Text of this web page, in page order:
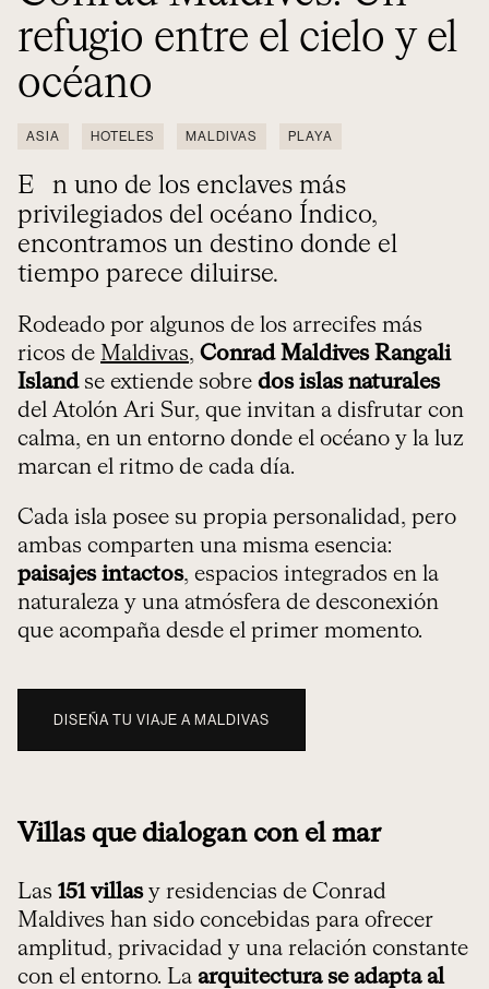
refugio entre el cielo y el
océano
ASIA HOTELES MALDIVAS PLAYA
En uno de los enclaves más
privilegiados del océano Índico,
encontramos un destino donde el
tiempo parece diluirse.
Rodeado por algunos de los arrecifes más
ricos de Maldivas, Conrad Maldives Rangali
Islandse extiende sobre dos islas naturales
del Atolón Ari Sur, que invitan a disfrutar con
calma, en un entorno donde el océano y la luz
marcan el ritmo de cada día.
Cada isla posee su propia personalidad, pero
ambas comparten una misma esencia:
paisajes intactos, espacios integrados en la
naturaleza y una atmósfera de desconexión
que acompaña desde el primer momento.
DISEÑA TU VIAJE A MALDIVAS
Villas que dialogan con el mar
Las 151 villasy residencias de Conrad
Maldives han sido concebidas para ofrecer
amplitud, privacidad y una relación constante
con el entorno. La arquitectura se adapta al